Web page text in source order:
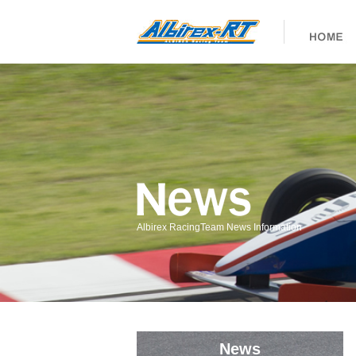
Albirex RacingTeam News Information
News